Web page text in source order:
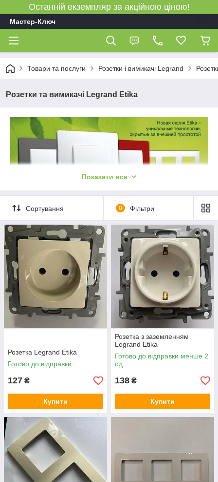
Останній екземпляр за акційною ціною!
Мастер-Ключ
Товари та послуги Розетки і вимикачі Legrand
Розетки та вимикачі Legrand Etika
Показати все
Сортування 0 Фільтри
Розетка Legrand Etika
Готово до відправки
127 ₴
Купити
Розетка з заземленням
Legrand Etika
Готово до відправки менше 2
од.
138 ₴
Купити